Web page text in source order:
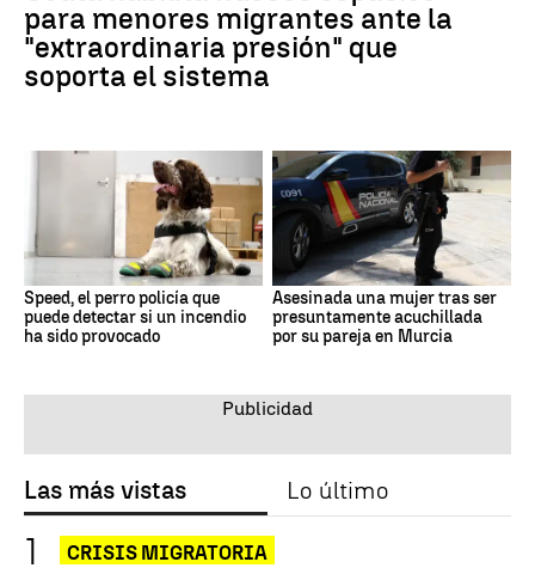
para menores migrantes ante la
"extraordinaria presión" que
soporta el sistema
Speed, el perro policía que
puede detectar si un incendio
ha sido provocado
Asesinada una mujer tras ser
presuntamente acuchillada
por su pareja en Murcia
Las más vistas Lo último
CRISIS MIGRATORIA